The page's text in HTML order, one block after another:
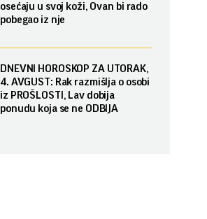
osećaju u svoj koži, Ovan bi rado
pobegao iz nje
DNEVNI HOROSKOP ZA UTORAK,
4. AVGUST: Rak razmišlja o osobi
iz PROŠLOSTI, Lav dobija
ponudu koja se ne ODBIJA